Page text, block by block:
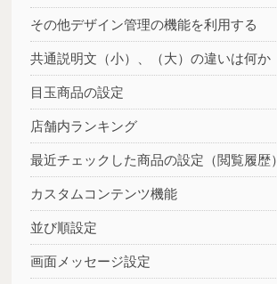
その他デザイン管理の機能を利用する
共通説明文（小）、（大）の違いは何か
目玉商品の設定
店舗内ランキング
最近チェックした商品の設定（閲覧履歴）
カスタムコンテンツ機能
並び順設定
画面メッセージ設定